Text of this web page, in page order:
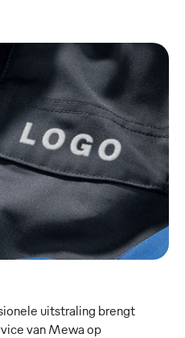
uitstraling brengt
van Mewa op